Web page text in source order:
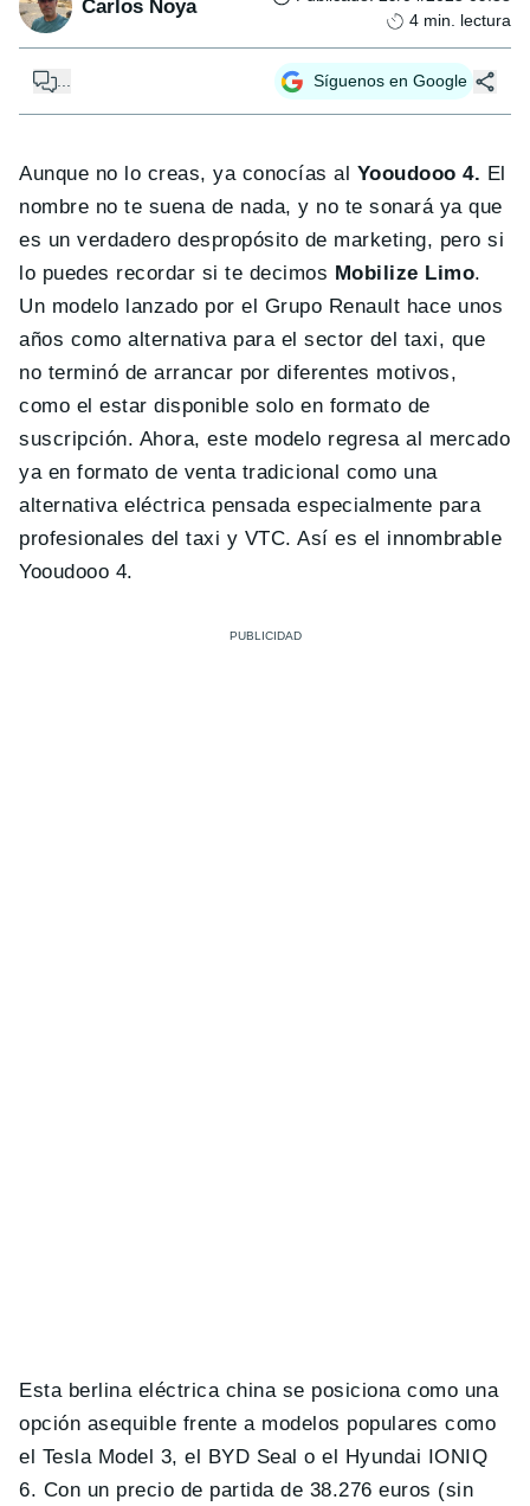
Carlos Noya
4 min. lectura
... Síguenos en Google
Aunque no lo creas, ya conocías al Yooudooo 4. El
nombre no te suena de nada, y no te sonará ya que
es un verdadero despropósito de marketing, pero si
lo puedes recordar si te decimos Mobilize Limo.
Un modelo lanzado por el Grupo Renault hace unos
años como alternativa para el sector del taxi, que
no terminó de arrancar por diferentes motivos,
como el estar disponible solo en formato de
suscripción. Ahora, este modelo regresa al mercado
ya en formato de venta tradicional como una
alternativa eléctrica pensada especialmente para
profesionales del taxi y VTC. Así es el innombrable
Yooudooo 4.
Esta berlina eléctrica china se posiciona como una
opción asequible frente a modelos populares como
el Tesla Model 3, el BYD Seal o el Hyundai IONIQ
6. Con un precio de partida de 38.276 euros (sin